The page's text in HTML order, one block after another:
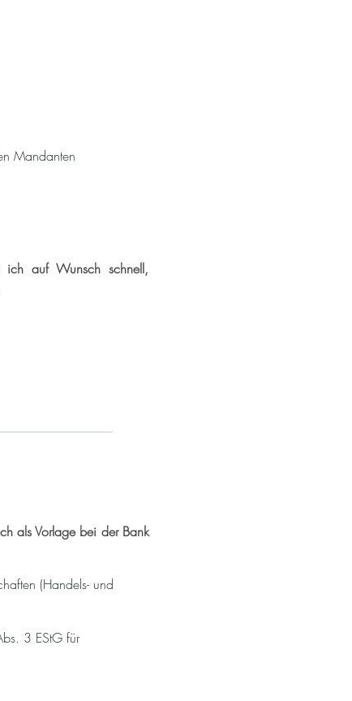
Mandanten
ich auf Wunsch schnell,
als Vorlage bei der Bank
(Handels- und
3 EStG für